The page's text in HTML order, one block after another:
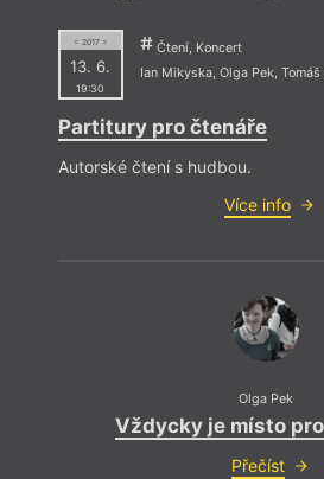
= 2017 =
13. 6.
19:30
Čtení, Koncert
Ian Mikyska,Olga Pek,
Partitury pro čtenáře
Autorské čtení s hudbou.
Více info
Olga Pek
Vždycky je místo
Přečíst